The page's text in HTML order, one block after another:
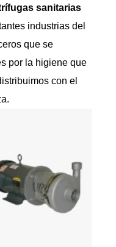
sanitarias
industrias del
que se
por la higiene que
con el